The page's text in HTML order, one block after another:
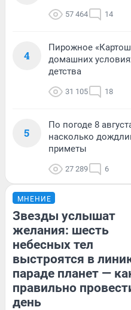
57 464 14
4
Пирожное
домашних
детства
31 105 18
5
По погоде 8
насколько
приметы
27 289 6
МНЕНИЕ
Звезды услышат
желания: шесть
небесных тел
выстроятся в
параде планет —
правильно
день